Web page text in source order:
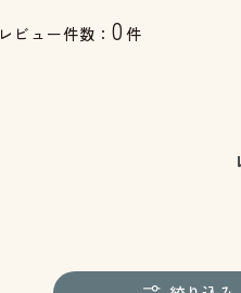
レビュー件数： 0 件